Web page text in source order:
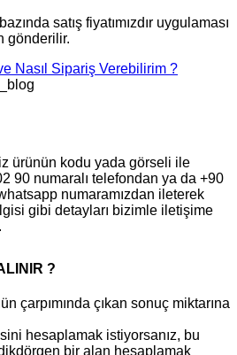
satış fiyatımızdır uygulaması
gönderilir.
Nasıl Sipariş Verebilirim ?
ürünün kodu yada görseli ile
90 numaralı telefondan ya da +90
numaramızdan ileterek
gibi detayları bizimle iletişime
?
çarpımında çıkan sonuç miktarına
hesaplamak istiyorsanız, bu
bir alan hesaplamak